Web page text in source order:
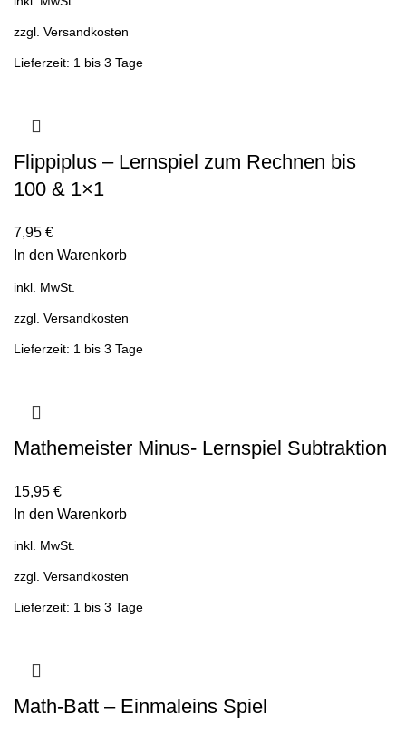
zzgl. Versandkosten
Lieferzeit: 1 bis 3 Tage
Flippiplus – Lernspiel zum Rechnen bis
100 & 1×1
7,95 €
In den Warenkorb
inkl. MwSt.
zzgl. Versandkosten
Lieferzeit: 1 bis 3 Tage
Mathemeister Minus- Lernspiel Subtraktion
15,95 €
In den Warenkorb
inkl. MwSt.
zzgl. Versandkosten
Lieferzeit: 1 bis 3 Tage
Math-Batt – Einmaleins Spiel